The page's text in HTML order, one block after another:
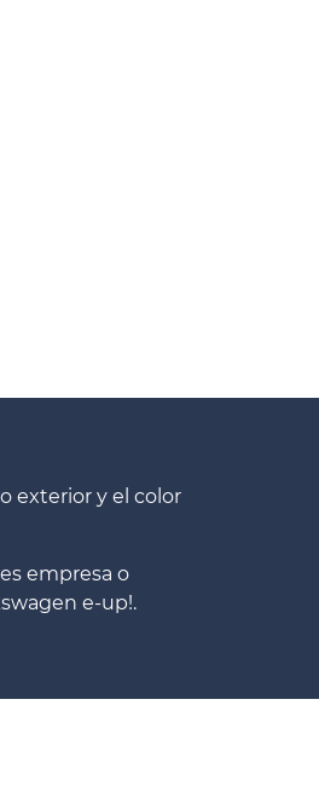
exterior y el color
empresa o
e-up!.